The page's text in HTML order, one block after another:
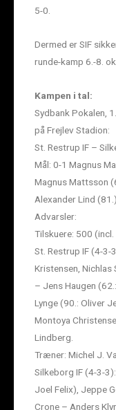
5-0.
Dermed er SIF
runde-kamp 6.-8.
Kampen i tal:
Sydbank Pokalen,
på Frejlev Stadion:
St. Restrup IF –
Mål: 0-1 Magnus
Magnus Mattsson
Alexander Lind (81.)
Advarsler:
Tilskuere: 500
St. Restrup IF (4-3-
Kristensen, Nichlas
– Jens Haugen
Lynge (90.: Oliver
Montoya
Lindberg.
Træner: Michel J.
Silkeborg IF (4-3-
Joel Felix), Jeppe
Crone – Anders